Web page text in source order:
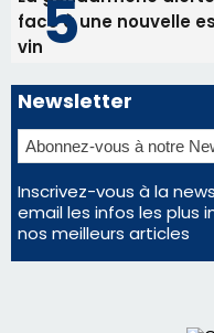
Les plus lus
Satine Nomary est la
Éclipse du 12 août :
d'un spectacle qui ne
Bastia – Le festival
avant le concert de
En Corse, un début
consommation en